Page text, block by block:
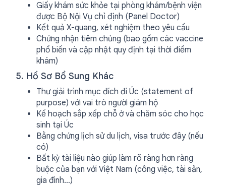
Giấy khám sức khỏe tại phòng khám/bệnh viện
được Bộ Nội Vụ chỉ định (Panel Doctor)
Kết quả X-quang, xét nghiệm theo yêu cầu
Chứng nhận tiêm chủng (bao gồm các vaccine
phổ biến và cập nhật quy định tại thời điểm
khám)
5. Hồ Sơ Bổ Sung Khác
Thư giải trình mục đích đi Úc (statement of
purpose) với vai trò người giám hộ
Kế hoạch sắp xếp chỗ ở và chăm sóc cho học
sinh tại Úc
Bằng chứng lịch sử du lịch, visa trước đây (nếu
có)
Bất kỳ tài liệu nào giúp làm rõ ràng hơn ràng
buộc của bạn với Việt Nam (công việc, tài sản,
gia đình…)